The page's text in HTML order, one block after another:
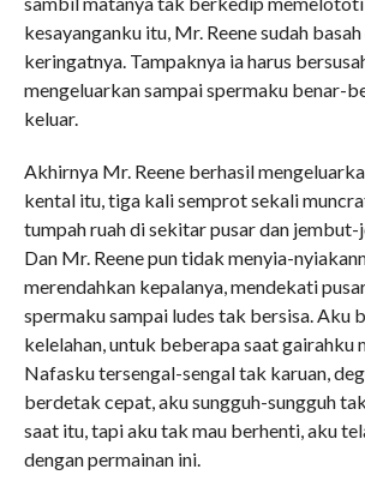
kesayanganku itu, Mr. Reene sudah
keringatnya. Tampaknya ia harus
mengeluarkan sampai spermaku benar-
keluar.
Akhirnya Mr. Reene berhasil
kental itu, tiga kali semprot sekali
tumpah ruah di sekitar pusar dan
Dan Mr. Reene pun tidak menyia-
merendahkan kepalanya, mendekati
spermaku sampai ludes tak bersisa. Aku
kelelahan, untuk beberapa saat gairahku
Nafasku tersengal-sengal tak karuan,
berdetak cepat, aku sungguh-sungguh
saat itu, tapi aku tak mau berhenti, aku
dengan permainan ini.